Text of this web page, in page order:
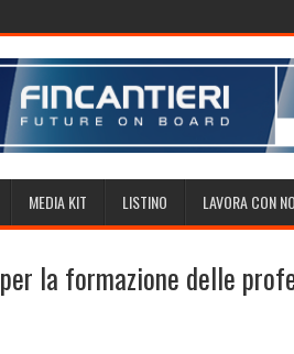
MEDIA KIT LISTINO LAVORA CON
la formazione delle